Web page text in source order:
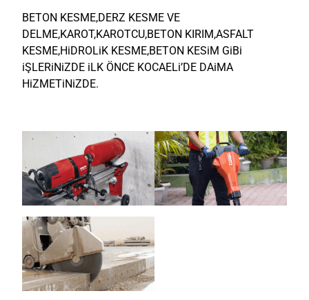
BETON KESME,DERZ KESME VE
DELME,KAROT,KAROTCU,BETON KIRIM,ASFALT
KESME,HiDROLiK KESME,BETON KESiM GiBi
iŞLERiNiZDE iLK ÖNCE KOCAELi’DE DAiMA
HiZMETiNiZDE.